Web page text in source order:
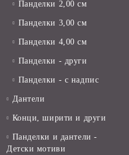
Панделки 2,00 см
Панделки 3,00 см
Панделки 4,00 см
Панделки - други
Панделки - с надпис
Дантели
Конци, ширити и други
Панделки и дантели -
Детски мотиви